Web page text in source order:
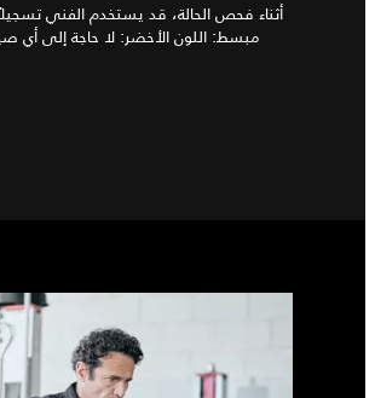
أثناء فحص الحالة، قد يستخدم الفني
مبسط: اللون الأخضر: لا حاجة إلى أي